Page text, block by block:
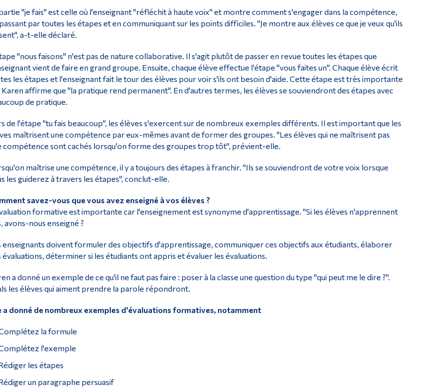
"je fais" est celle où l'enseignant "réfléchit à haute voix" et montre comment s'engager dans la compétence,
par toutes les étapes et en communiquant sur les points difficiles. "Je montre aux élèves ce que je veux qu'ils
a-t-elle déclaré.
"nous faisons" n'est pas de nature collaborative. Il s'agit plutôt de passer en revue toutes les étapes que
vient de faire en grand groupe. Ensuite, chaque élève effectue l'étape "vous faites un". Chaque élève écrit
les étapes et l'enseignant fait le tour des élèves pour voir s'ils ont besoin d'aide. Cette étape est très importante
affirme que "la pratique rend permanent". En d'autres termes, les élèves se souviendront des étapes avec
de pratique.
de l'étape "tu fais beaucoup", les élèves s'exercent sur de nombreux exemples différents. Il est important que les
maîtrisent une compétence par eux-mêmes avant de former des groupes. "Les élèves qui ne maîtrisent pas
compétence sont cachés lorsqu'on forme des groupes trop tôt", prévient-elle.
maîtrise une compétence, il y a toujours des étapes à franchir. "Ils se souviendront de votre voix lorsque
les guiderez à travers les étapes", conclut-elle.
savez-vous que vous avez enseigné à vos élèves ?
formative est importante car l'enseignement est synonyme d'apprentissage. "Si les élèves n'apprennent
avons-nous enseigné ?
enseignants doivent formuler des objectifs d'apprentissage, communiquer ces objectifs aux étudiants, élaborer
évaluations, déterminer si les étudiants ont appris et évaluer les évaluations.
a donné un exemple de ce qu'il ne faut pas faire : poser à la classe une question du type "qui peut me le dire ?".
les élèves qui aiment prendre la parole répondront.
a donné de nombreux exemples d'évaluations formatives, notamment
la formule
l'exemple
les étapes
un paragraphe persuasif